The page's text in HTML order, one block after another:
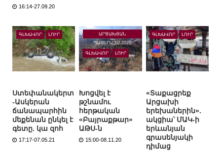
16:14-27.09.20
ԳԼԽԱՎՈՐ ԼՈՒՐ
Ստեփանակերտ
-Ասկերան
ճանապարհին
մեքենան ընկել է
գետը. կա զոհ
17:17-07.05.21
ԱՐՑԱԽՅԱՆ
ՊԱՏԵՐԱԶՄ-2020
ԳԼԽԱՎՈՐ ԼՈՒՐ
Խոցվել է
թշնամու
հերթական
«Բայրաքթար»
ԱԹՍ-ն
15:00-08.11.20
ԳԼԽԱՎՈՐ ԼՈՒՐ
«Տաքացրեք
Արցախի
երեխաներին».
ակցիա՝ ՄԱԿ-ի
երևանյան
գրասենյակի
դիմաց